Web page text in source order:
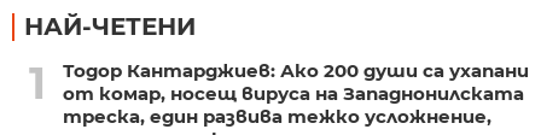
НАЙ-ЧЕТЕНИ
1
Тодор Кантарджиев: Ако 200 души са ухапани
от комар, носещ вируса на Западнонилската
треска, един развива тежко усложнение,